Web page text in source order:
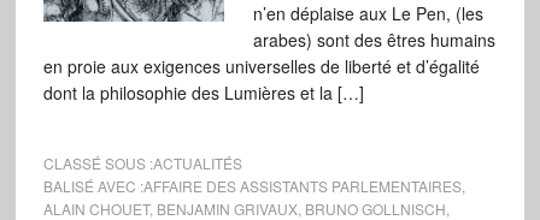
n’en déplaise aux Le Pen, (les
arabes) sont des êtres humains
en proie aux exigences universelles de liberté et d’égalité
dont la philosophie des Lumières et la […]
CLASSÉ SOUS :ACTUALITÉS
BALISÉ AVEC :AFFAIRE DES ASSISTANTS PARLEMENTAIRES,
ALAIN CHOUET, BENJAMIN GRIVAUX, BRUNO GOLLNISCH